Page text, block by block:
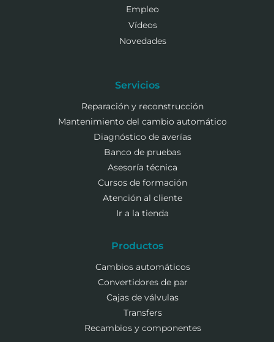
Empleo
Vídeos
Novedades
Servicios
Reparación y reconstrucción
Mantenimiento del cambio automático
Diagnóstico de averías
Banco de pruebas
Asesoría técnica
Cursos de formación
Atención al cliente
Ir a la tienda
Productos
Cambios automáticos
Convertidores de par
Cajas de válvulas
Transfers
Recambios y componentes